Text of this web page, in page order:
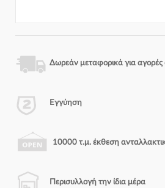
Δωρεάν μεταφορικά για
Εγγύηση
10000 τ.μ. έκθεση
Περισυλλογή την ίδια μέρα